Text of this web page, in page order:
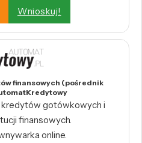
Wnioskuj!
finansowych (pośrednik
gotówkowych i
finansowych.
online.